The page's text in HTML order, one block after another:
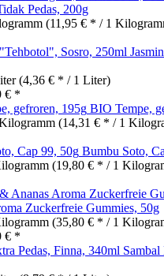
Pedas, 200g
(11,95 € * / 1
(4,36 € * / 1 Liter)
€ *
BIO Tempe,
(14,31 € * / 1
Bumbu Soto,
(19,80 € * / 1
Zuckerfreie Gummies, 50g
(35,80 € * / 1
€ *
Sambal